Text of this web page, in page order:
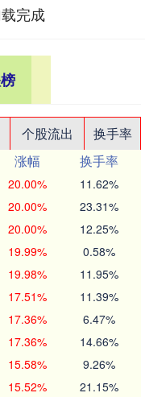
完成
个股流出
换手率
涨幅
换手率
20.00% 11.62%
20.00% 23.31%
20.00% 12.25%
19.99% 0.58%
19.98% 11.95%
17.51% 11.39%
17.36% 6.47%
17.36% 14.66%
15.58% 9.26%
15.52% 21.15%